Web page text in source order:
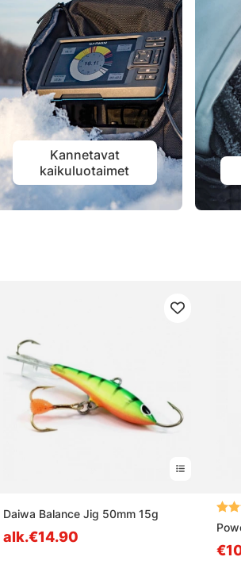
Kannetavat
kaikuluotaimet
Daiwa Balance Jig 50mm 15g
alk.€14.90